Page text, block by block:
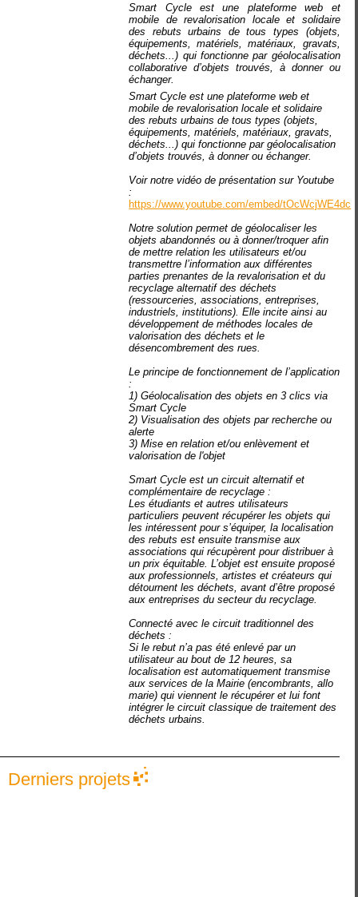
Smart Cycle est une plateforme web et
mobile de revalorisation locale et solidaire
des rebuts urbains de tous types (objets,
équipements, matériels, matériaux, gravats,
déchets...) qui fonctionne par géolocalisation
collaborative d’objets trouvés, à donner ou
échanger.
Smart Cycle est une plateforme web et
mobile de revalorisation locale et solidaire
des rebuts urbains de tous types (objets,
équipements, matériels, matériaux, gravats,
déchets...) qui fonctionne par géolocalisation
d’objets trouvés, à donner ou échanger.
Voir notre vidéo de présentation sur Youtube
:
https://www.youtube.com/embed/tOcWcjWE4dc
Notre solution permet de géolocaliser les
objets abandonnés ou à donner/troquer afin
de mettre relation les utilisateurs et/ou
transmettre l’information aux différentes
parties prenantes de la revalorisation et du
recyclage alternatif des déchets
(ressourceries, associations, entreprises,
industriels, institutions). Elle incite ainsi au
développement de méthodes locales de
valorisation des déchets et le
désencombrement des rues.
Le principe de fonctionnement de l’application
:
1)Géolocalisation des objets en 3 clics via
Smart Cycle
2) Visualisation des objets par recherche ou
alerte
3)Mise en relation et/ou enlèvement et
valorisation de l'objet
Smart Cycle est un circuit alternatif et
complémentaire de recyclage :
Les étudiants et autres utilisateurs
particuliers peuvent récupérer les objets qui
les intéressent pour s’équiper, la localisation
des rebuts est ensuite transmise aux
associations qui récupèrent pour distribuer à
un prix équitable. L’objet est ensuite proposé
aux professionnels, artistes et créateurs qui
détournent les déchets, avant d’être proposé
aux entreprises du secteur du recyclage.
Connecté avec le circuit traditionnel des
déchets :
Si le rebut n’a pas été enlevé par un
utilisateur au bout de 12 heures, sa
localisation est automatiquement transmise
aux services de la Mairie (encombrants, allo
marie) qui viennent le récupérer et lui font
intégrer le circuit classique de traitement des
déchets urbains.
Derniers projets